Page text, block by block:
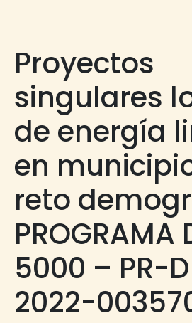
Proyectos
singulares
de energía
en
reto
PROGRAMA
5000 – PR-
2022-